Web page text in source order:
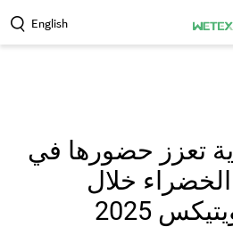
English
تعزز حضورها في
خلال
2025